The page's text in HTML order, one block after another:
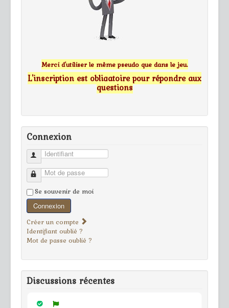
Merci d'utiliser le même pseudo que dans le jeu.
L'inscription est obligatoire pour répondre aux
questions
Connexion
Identifiant
Mot de passe
Se souvenir de moi
Connexion
Créer un compte
Identifiant oublié ?
Mot de passe oublié ?
Discussions récentes